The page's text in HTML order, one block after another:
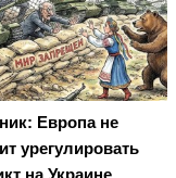
Европа не
урегулировать
на Украине